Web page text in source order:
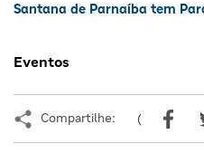
Santana de Parnaíba tem
Eventos
Compartilhe: (